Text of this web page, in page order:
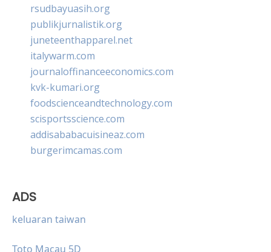
rsudbayuasih.org
publikjurnalistik.org
juneteenthapparel.net
italywarm.com
journaloffinanceeconomics.com
kvk-kumari.org
foodscienceandtechnology.com
scisportsscience.com
addisababacuisineaz.com
burgerimcamas.com
ADS
keluaran taiwan
Toto Macau 5D